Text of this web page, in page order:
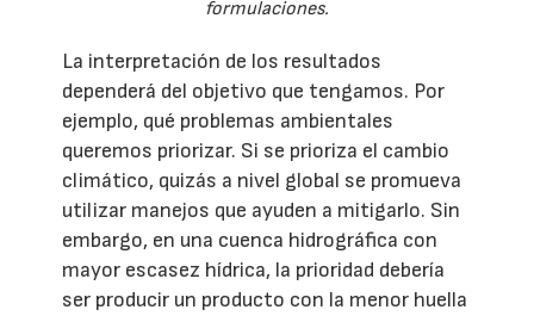
formulaciones.
La interpretación de los resultados
dependerá del objetivo que tengamos. Por
ejemplo, qué problemas ambientales
queremos priorizar. Si se prioriza el cambio
climático, quizás a nivel global se promueva
utilizar manejos que ayuden a mitigarlo. Sin
embargo, en una cuenca hidrográfica con
mayor escasez hídrica, la prioridad debería
ser producir un producto con la menor huella